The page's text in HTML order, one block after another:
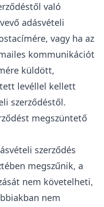
való
adásvételi
vagy ha az
kommunikációt
küldött,
levéllel kellett
szerződéstől.
megszüntető
szerződés
megszűnik, a
nem követelheti,
nem